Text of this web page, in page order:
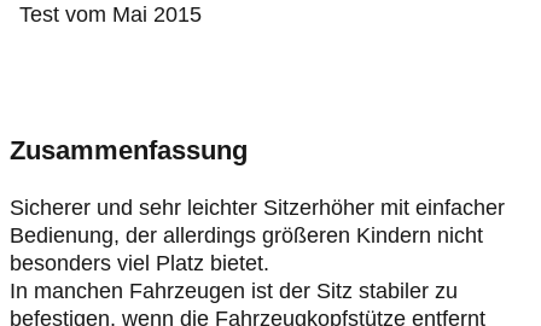
Test vom Mai 2015
Zusammenfassung
Sicherer und sehr leichter Sitzerhöher mit einfacher
Bedienung, der allerdings größeren Kindern nicht
besonders viel Platz bietet.
In manchen Fahrzeugen ist der Sitz stabiler zu
befestigen, wenn die Fahrzeugkopfstütze entfernt